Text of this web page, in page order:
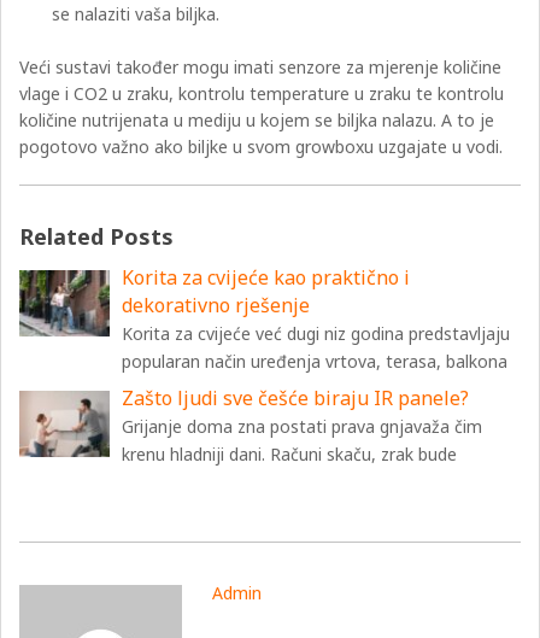
se nalaziti vaša biljka.
Veći sustavi također mogu imati senzore za mjerenje količine
vlage i CO2 u zraku, kontrolu temperature u zraku te kontrolu
količine nutrijenata u mediju u kojem se biljka nalazu. A to je
pogotovo važno ako biljke u svom growboxu uzgajate u vodi.
Related Posts
Korita za cvijeće kao praktično i
dekorativno rješenje
Korita za cvijeće već dugi niz godina predstavljaju
popularan način uređenja vrtova, terasa, balkona
Zašto ljudi sve češće biraju IR panele?
Grijanje doma zna postati prava gnjavaža čim
krenu hladniji dani. Računi skaču, zrak bude
Admin